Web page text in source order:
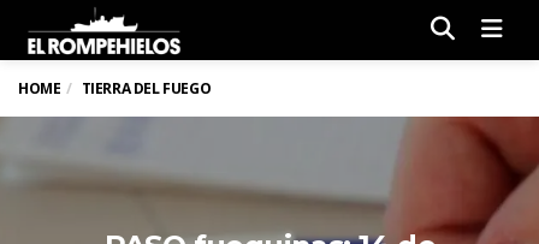
HOME TIERRA DEL FUEGO